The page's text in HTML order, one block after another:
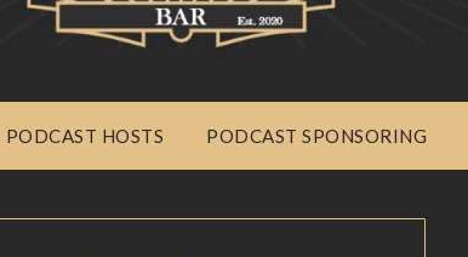
PODCAST HOSTS PODCAST SPONSORING